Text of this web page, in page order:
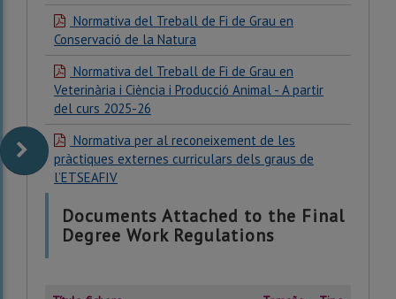
Normativa del Treball de Fi de Grau en
Conservació de la Natura
Normativa del Treball de Fi de Grau en
Veterinària i Ciència i Producció Animal - A partir
del curs 2025-26
Normativa per al reconeixement de les
pràctiques externes curriculars dels graus de
l’ETSEAFIV
Documents Attached to the Final
Degree Work Regulations